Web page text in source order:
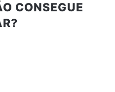
CONSEGUE